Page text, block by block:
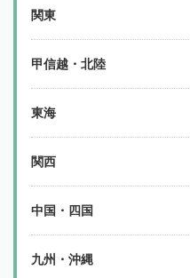
関東
甲信越・北陸
東海
関西
中国・四国
九州・沖縄